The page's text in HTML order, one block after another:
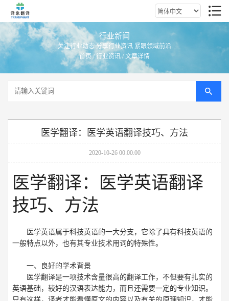
行业新闻
关注行业动态 分享行业资讯 紧跟领域前沿
首页/行业资讯 / 文章详情
医学翻译：医学英语翻译技巧、方法
2020-10-26 00:00:00
医学翻译：医学英语翻译
技巧、方法
医学英语属于科技英语的一大分支，它除了具有科技英语的
一般特点以外，也有其专业技术用词的特殊性。
一、良好的学术背景
医学翻译是一项技术含量很高的翻译工作，不但要有扎实的
英语基础，较好的汉语表达能力，而且还需要一定的专业知识。